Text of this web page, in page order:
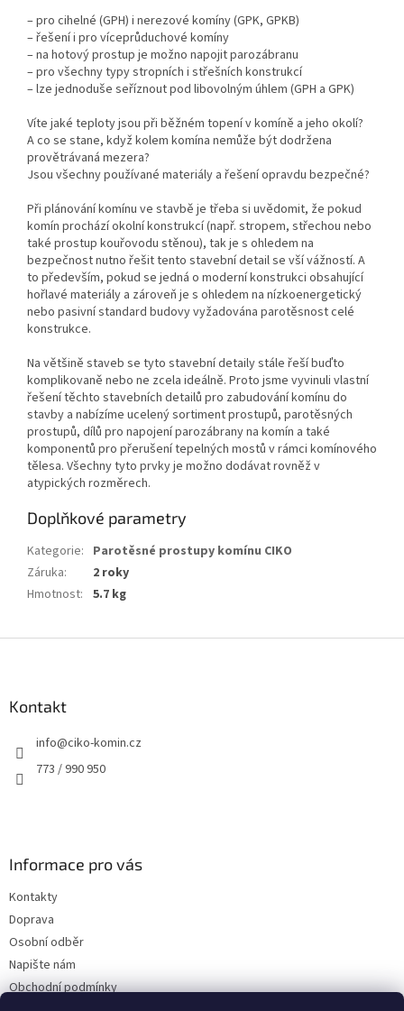
– pro cihelné (GPH) i nerezové komíny (GPK, GPKB)
– řešení i pro víceprůduchové komíny
– na hotový prostup je možno napojit parozábranu
– pro všechny typy stropních i střešních konstrukcí
– lze jednoduše seříznout pod libovolným úhlem (GPH a GPK)
Víte jaké teploty jsou při běžném topení v komíně a jeho okolí?
A co se stane, když kolem komína nemůže být dodržena
provětrávaná mezera?
Jsou všechny používané materiály a řešení opravdu bezpečné?
Při plánování komínu ve stavbě je třeba si uvědomit, že pokud
komín prochází okolní konstrukcí (např. stropem, střechou nebo
také prostup kouřovodu stěnou), tak je s ohledem na
bezpečnost nutno řešit tento stavební detail se vší vážností. A
to především, pokud se jedná o moderní konstrukci obsahující
hořlavé materiály a zároveň je s ohledem na nízkoenergetický
nebo pasivní standard budovy vyžadována parotěsnost celé
konstrukce.
Na většině staveb se tyto stavební detaily stále řeší buďto
komplikovaně nebo ne zcela ideálně. Proto jsme vyvinuli vlastní
řešení těchto stavebních detailů pro zabudování komínu do
stavby a nabízíme ucelený sortiment prostupů, parotěsných
prostupů, dílů pro napojení parozábrany na komín a také
komponentů pro přerušení tepelných mostů v rámci komínového
tělesa. Všechny tyto prvky je možno dodávat rovněž v
atypických rozměrech.
Doplňkové parametry
Kategorie: Parotěsné prostupy komínu CIKO
Záruka:
2 roky
Hmotnost: 5.7 kg
Kontakt
info@ciko-komin.cz
773 / 990 950
Informace pro vás
Kontakty
Doprava
Osobní odběr
Napište nám
Obchodní podmínky